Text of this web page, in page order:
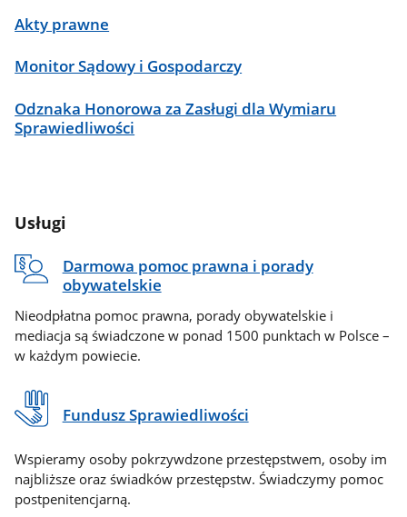
Akty prawne
Monitor Sądowy i Gospodarczy
Odznaka Honorowa za Zasługi dla Wymiaru
Sprawiedliwości
Usługi
Darmowa pomoc prawna i porady
obywatelskie
Nieodpłatna pomoc prawna, porady obywatelskie i
mediacja są świadczone w ponad 1500 punktach w Polsce –
w każdym powiecie.
Fundusz Sprawiedliwości
Wspieramy osoby pokrzywdzone przestępstwem, osoby im
najbliższe oraz świadków przestępstw. Świadczymy pomoc
postpenitencjarną.